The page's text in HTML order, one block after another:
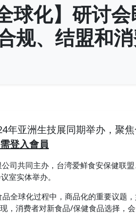
球化】研讨
规、结盟和
年亚洲生技展同期举办，聚
登入會員
司共同主办，台湾爱鲜食安保健联
室实体举办。
全球化过程中，商品化的重要议题
，消费者对新食品/保健食品选择，